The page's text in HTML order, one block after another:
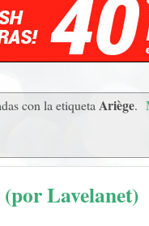
con la etiqueta Ariège.
Lavelanet)